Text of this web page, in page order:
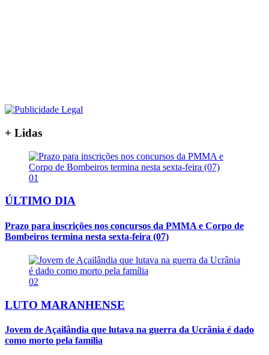
+ Lidas
01
ÚLTIMO DIA
Prazo para inscrições nos concursos da PMMA e Corpo de
Bombeiros termina nesta sexta-feira (07)
02
LUTO MARANHENSE
Jovem de Açailândia que lutava na guerra da Ucrânia é dado
como morto pela família